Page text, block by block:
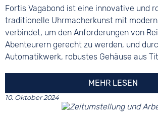
Fortis Vagabond ist eine innovative und
traditionelle Uhrmacherkunst mit
verbindet, um den Anforderungen von
Abenteurern gerecht zu werden, und
Automatikwerk, robustes Gehäuse aus
MEHR LESEN
10. Oktober 2024